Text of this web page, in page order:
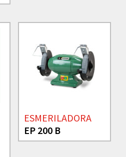
ESMERILADORA
EP 200 B